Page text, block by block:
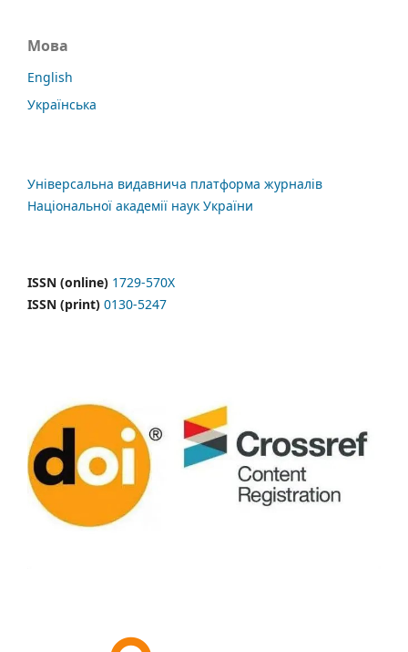
Мова
English
Українська
Універсальна видавнича платформа журналів
Національної академії наук України
ISSN (online) 1729-570X
ISSN (print) 0130-5247